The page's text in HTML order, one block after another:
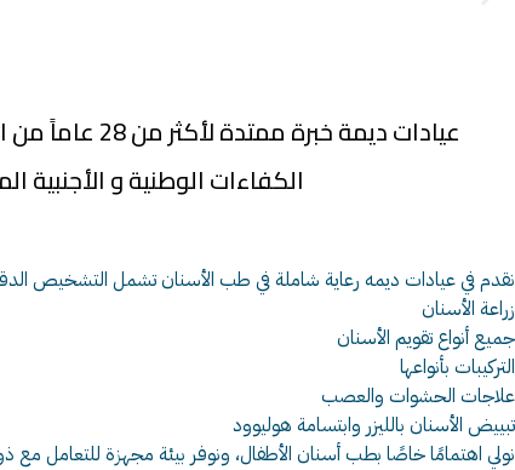
عيادات
الكفاءات الوطنية و الأجنبية
نقدم في عيادات ديمه رعاية شاملة في طب الأسنان تشمل التشخيص
زراعة الأسنان
جميع أنواع تقويم الأسنان
التركيبات بأنواعها
علاجات الحشوات والعصب
تبييض الأسنان بالليزر وابتسامة هوليوود
نولي اهتمامًا خاصًا بطب أسنان الأطفال، ونوفر بيئة مجهزة للتعامل مع